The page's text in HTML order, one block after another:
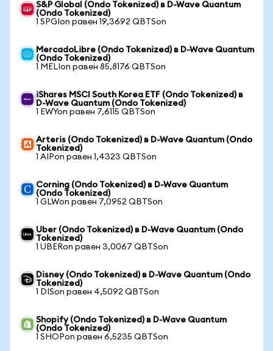
S&P Global (Ondo Tokenized) в D-Wave Quantum
(Ondo Tokenized)
1 SPGIon равен 19,3692 QBTSon
MercadoLibre (Ondo Tokenized) в D-Wave Quantum
(Ondo Tokenized)
1 MELIon равен 85,8176 QBTSon
iShares MSCI South Korea ETF (Ondo Tokenized) в
D-Wave Quantum (Ondo Tokenized)
1 EWYon равен 7,6115 QBTSon
Arteris (Ondo Tokenized) в D-Wave Quantum (Ondo
Tokenized)
1 AIPon равен 1,4323 QBTSon
Corning (Ondo Tokenized) в D-Wave Quantum
(Ondo Tokenized)
1 GLWon равен 7,0952 QBTSon
Uber (Ondo Tokenized) в D-Wave Quantum (Ondo
Tokenized)
1 UBERon равен 3,0067 QBTSon
Disney (Ondo Tokenized) в D-Wave Quantum (Ondo
Tokenized)
1 DISon равен 4,5092 QBTSon
Shopify (Ondo Tokenized) в D-Wave Quantum
(Ondo Tokenized)
1 SHOPon равен 6,5235 QBTSon